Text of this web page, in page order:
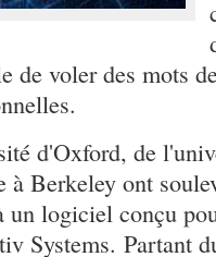
de voler des mots
d'Oxford, de
Berkeley ont
un logiciel conçu
Systems. Partant